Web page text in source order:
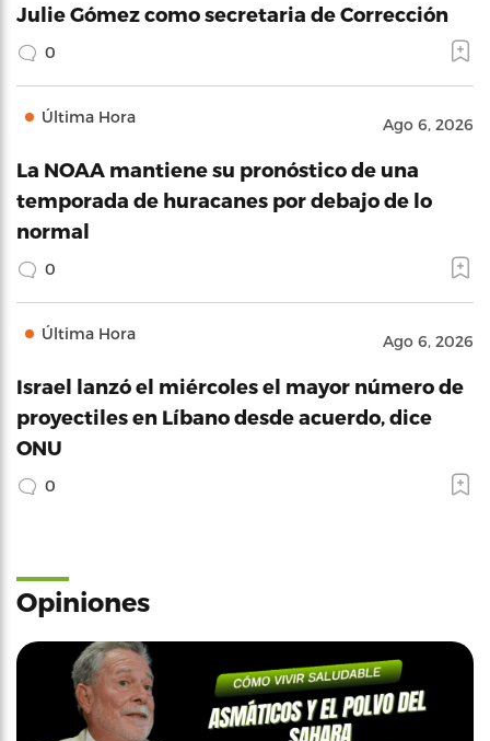
Julie Gómez como secretaria de Corrección
0
Última Hora Ago 6, 2026
La NOAA mantiene su pronóstico de una
temporada de huracanes por debajo de lo
normal
0
Última Hora Ago 6, 2026
Israel lanzó el miércoles el mayor número de
proyectiles en Líbano desde acuerdo, dice
ONU
0
Opiniones